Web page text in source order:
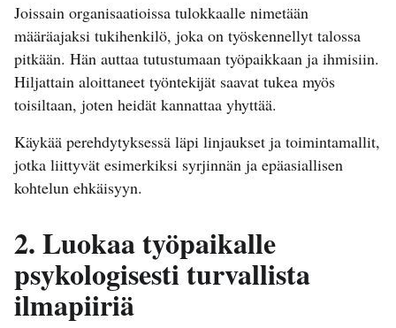
Joissain organisaatioissa tulokkaalle nimetään
määräajaksi tukihenkilö, joka on työskennellyt talossa
pitkään. Hän auttaa tutustumaan työpaikkaan ja ihmisiin.
Hiljattain aloittaneet työntekijät saavat tukea myös
toisiltaan, joten heidät kannattaa yhyttää.
Käykää perehdytyksessä läpi linjaukset ja toimintamallit,
jotka liittyvät esimerkiksi syrjinnän ja epäasiallisen
kohtelun ehkäisyyn.
2. Luokaa työpaikalle
psykologisesti turvallista
ilmapiiriä